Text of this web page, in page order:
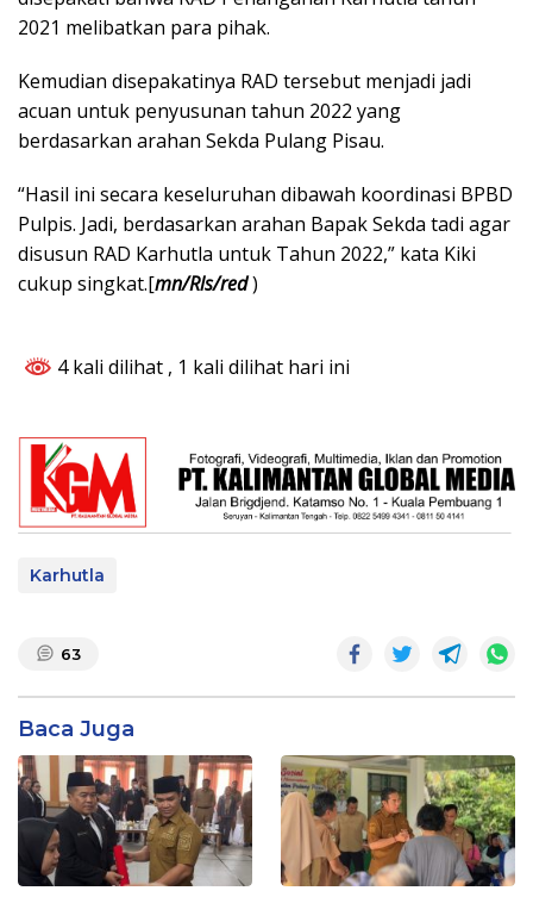
2021 melibatkan para pihak.
Kemudian disepakatinya RAD tersebut menjadi jadi
acuan untuk penyusunan tahun 2022 yang
berdasarkan arahan Sekda Pulang Pisau.
“Hasil ini secara keseluruhan dibawah koordinasi BPBD
Pulpis. Jadi, berdasarkan arahan Bapak Sekda tadi agar
disusun RAD Karhutla untuk Tahun 2022,” kata Kiki
cukup singkat.[mn/Rls/red)
4 kali dilihat , 1 kali dilihat hari ini
Karhutla
63
Baca Juga